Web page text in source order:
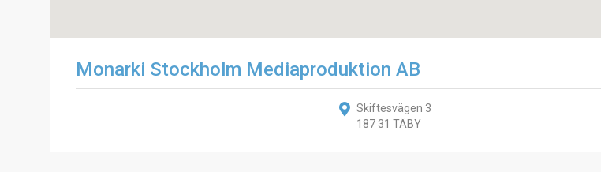
Monarki Stockholm Mediaproduktion AB
Skiftesvägen 3
187 31 TÄBY